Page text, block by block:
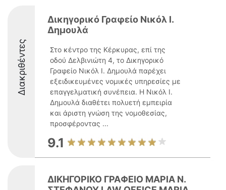
Διακριθέντες
Δικηγορικό Γραφείο Νικόλ Ι.
Δημουλά
Στο κέντρο της Κέρκυρας, επί της
οδού Δελβινιώτη 4, το Δικηγορικό
Γραφείο Νικόλ Ι. Δημουλά παρέχει
εξειδικευμένες νομικές υπηρεσίες με
επαγγελματική συνέπεια. Η Νικόλ Ι.
Δημουλά διαθέτει πολυετή εμπειρία
και άριστη γνώση της νομοθεσίας,
προσφέροντας ...
9.1
ΔΙΚΗΓΟΡΙΚΟ ΓΡΑΦΕΙΟ ΜΑΡΙΑ Ν.